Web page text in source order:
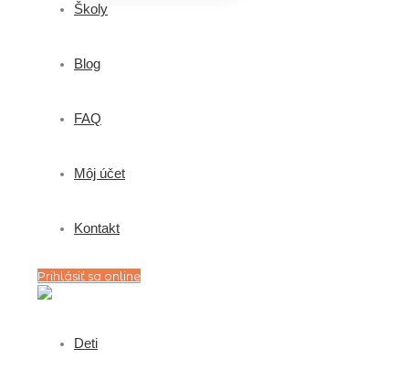
Školy
Blog
FAQ
Môj účet
Kontakt
Prihlásiť sa online
Deti